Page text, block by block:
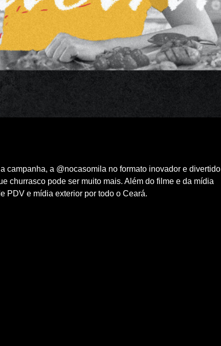
campanha, a @nocasomila no formato inovador e divertido
churrasco pode ser muito mais. Além do filme e da mídia
PDV e mídia exterior por todo o Ceará.